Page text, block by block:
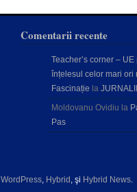
Comentarii recente
Teacher’s corner – UE
înțelesul celor mari ori
Fascinație la
Moldovanu Ovidiu la
Pas
WordPress, Hybrid , şi Hybrid News.